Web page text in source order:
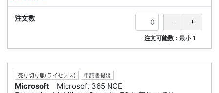
注文可能数：最小 1
売り切り版(ライセンス) 申請書提出
Microsoft
Microsoft 365 NCE